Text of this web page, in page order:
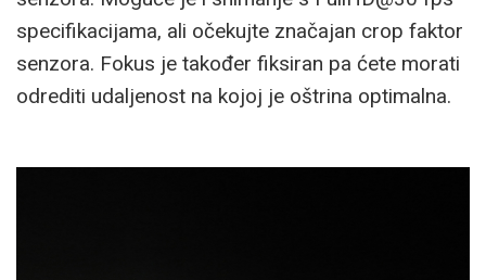
specifikacijama, ali očekujte značajan crop faktor
senzora. Fokus je također fiksiran pa ćete morati
odrediti udaljenost na kojoj je oštrina optimalna.